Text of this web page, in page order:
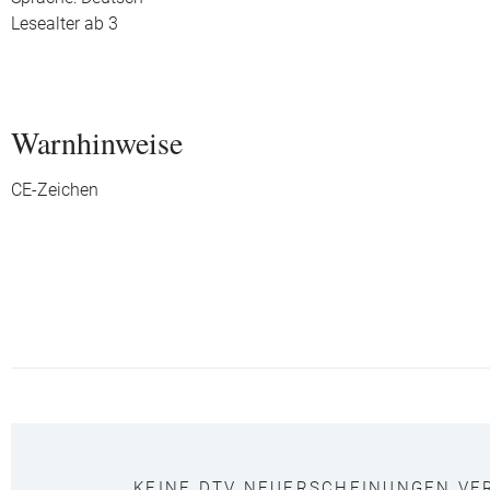
Lesealter ab 3
Warnhinweise
CE-Zeichen